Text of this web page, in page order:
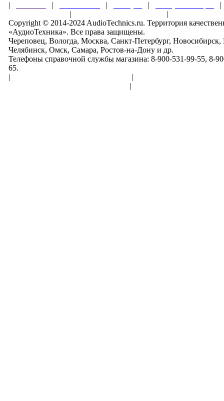
| | | |
|
|
Copyright © 2014-2024 AudioTechnics.ru. Территория
«АудиоТехника». Все права защищены.
Череповец, Вологда, Москва, Санкт-Петербург,
Челябинск, Омск, Самара, Ростов-на-Дону и др.
Телефоны справочной службы магазина: 8-900-531-99-55, 8-
65.
|
|
|